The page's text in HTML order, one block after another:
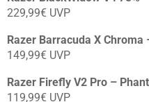
229,99€ UVP
Razer Barracuda X
149,99€ UVP
Razer Firefly V2 Pro –
119,99€ UVP